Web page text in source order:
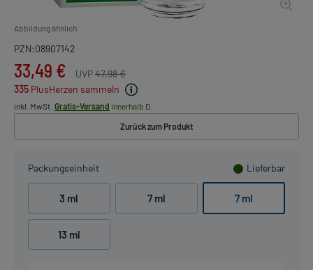
Abbildung ähnlich
PZN:08907142
33,49 € UVP47,98 €
335 PlusHerzen sammeln
inkl. MwSt. Gratis-Versand innerhalb D.
Zurück zum Produkt
Packungseinheit Lieferbar
3 ml 7 ml 7 ml
13 ml